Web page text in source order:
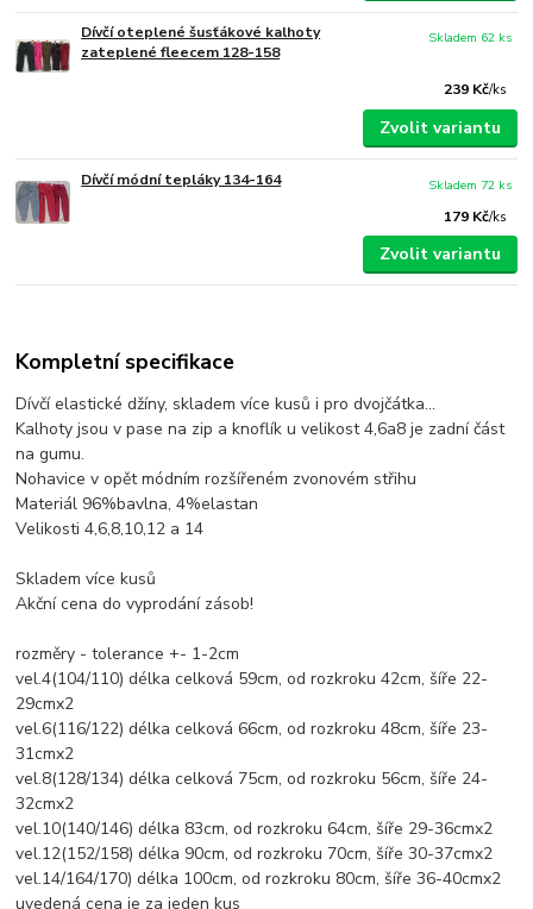
Dívčí oteplené šusťákové kalhoty
zateplené fleecem 128-158
239 Kč/ks
Skladem 62 ks
Zvolit variantu
Dívčí módní tepláky 134-164
179 Kč/ks
Skladem 72 ks
Zvolit variantu
Kompletní specifikace
Dívčí elastické džíny, skladem více kusů i pro dvojčátka...
Kalhoty jsou v pase na zip a knoflík u velikost 4,6a8 je zadní část
na gumu.
Nohavice v opět módním rozšířeném zvonovém střihu
Materiál 96%bavlna, 4%elastan
Velikosti 4,6,8,10,12 a 14
Skladem více kusů
Akční cena do vyprodání zásob!
rozměry - tolerance +- 1-2cm
vel.4(104/110) délka celková 59cm, od rozkroku 42cm, šíře 22-
29cmx2
vel.6(116/122) délka celková 66cm, od rozkroku 48cm, šíře 23-
31cmx2
vel.8(128/134) délka celková 75cm, od rozkroku 56cm, šíře 24-
32cmx2
vel.10(140/146) délka 83cm, od rozkroku 64cm, šíře 29-36cmx2
vel.12(152/158) délka 90cm, od rozkroku 70cm, šíře 30-37cmx2
vel.14/164/170) délka 100cm, od rozkroku 80cm, šíře 36-40cmx2
uvedená cena je za jeden kus